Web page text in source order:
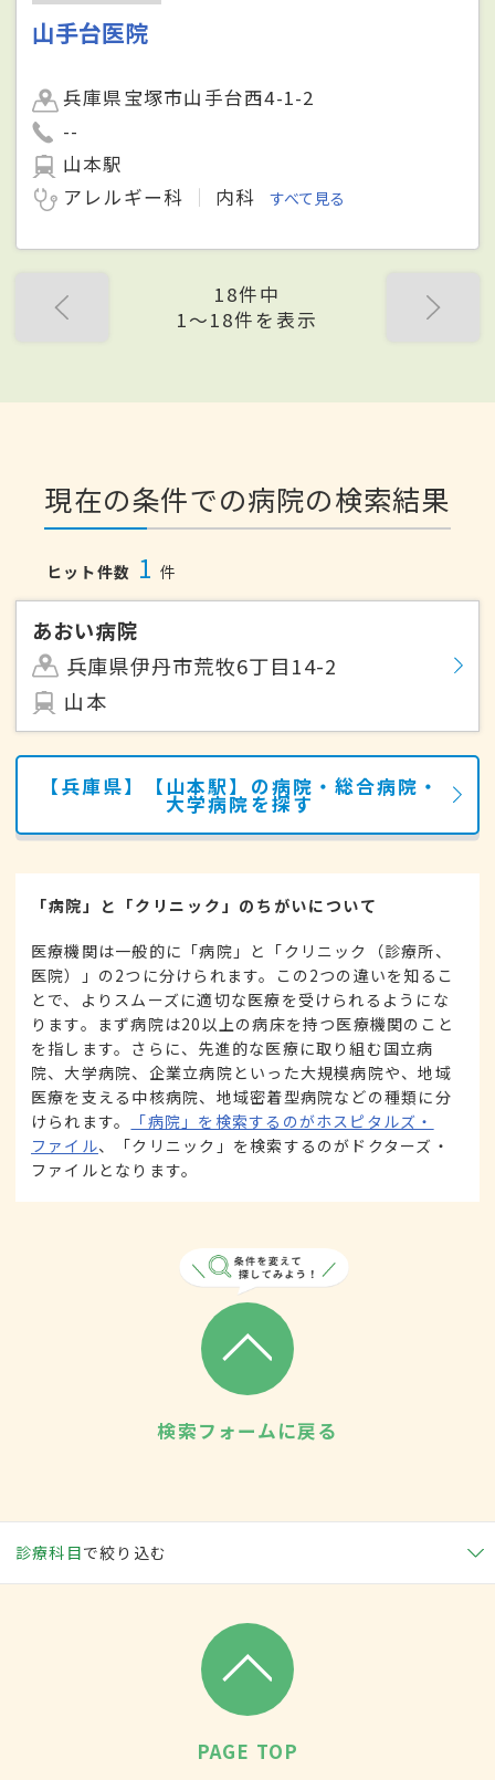
山手台医院
兵庫県宝塚市山手台西4-1-2
--
山本駅
アレルギー科
内科 すべて見る
18件中
1〜18件を表示
現在の条件での病院の検索結果
ヒット件数 1 件
あおい病院
兵庫県伊丹市荒牧6丁目14-2
山本
【兵庫県】【山本駅】の病院・総合病院・
大学病院を探す
「病院」と「クリニック」のちがいについて
医療機関は一般的に「病院」と「クリニック（診療所、
医院）」の2つに分けられます。この2つの違いを知るこ
とで、よりスムーズに適切な医療を受けられるようにな
ります。まず病院は20以上の病床を持つ医療機関のこと
を指します。さらに、先進的な医療に取り組む国立病
院、大学病院、企業立病院といった大規模病院や、地域
医療を支える中核病院、地域密着型病院などの種類に分
けられます。
「病院」を検索するのがホスピタルズ・
ファイル、「クリニック」を検索するのがドクターズ・
ファイルとなります。
検索フォームに戻る
診療科目で絞り込む
PAGE TOP